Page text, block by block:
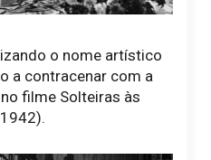
o nome artístico
a contracenar com a
filme Solteiras às